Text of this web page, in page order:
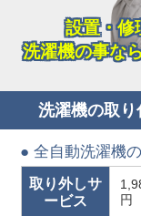
設置・修
洗濯機の事な
洗濯機の取
● 全自動洗濯機
取り外しサ
ービス
円